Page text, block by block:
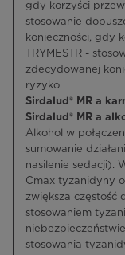
gdy korzyści
stosowanie
konieczności, gdy
TRYMESTR -
zdecydowanej
ryzyko
Sirdalud® MR a
Sirdalud® MR a
Alkohol w
sumowanie
nasilenie sedacji).
Cmax tyzanidyny
zwiększa częstość
stosowaniem
stosowania